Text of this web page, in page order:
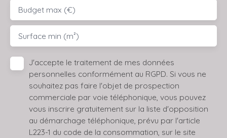
Budget max (€)
Surface min (m²)
J'accepte le traitement de mes données
personnelles conformément au RGPD. Si vous ne
souhaitez pas faire l'objet de prospection
commerciale par voie téléphonique, vous pouvez
vous inscrire gratuitement sur la liste d'opposition
au démarchage téléphonique, prévu par l'article
L223-1 du code de la consommation, sur le site